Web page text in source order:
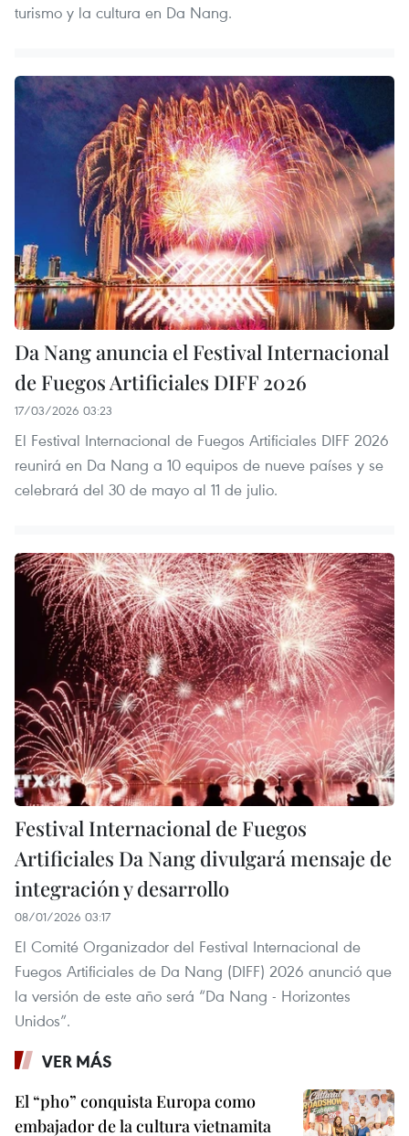
turismo y la cultura en Da Nang.
Da Nang anuncia el Festival Internacional
de Fuegos Artificiales DIFF 2026
17/03/2026 03:23
El Festival Internacional de Fuegos Artificiales DIFF 2026
reunirá en Da Nang a 10 equipos de nueve países y se
celebrará del 30 de mayo al 11 de julio.
Festival Internacional de Fuegos
Artificiales Da Nang divulgará mensaje de
integración y desarrollo
08/01/2026 03:17
El Comité Organizador del Festival Internacional de
Fuegos Artificiales de Da Nang (DIFF) 2026 anunció que
la versión de este año será “Da Nang - Horizontes
Unidos”.
VER MÁS
El “pho” conquista Europa como
embajador de la cultura vietnamita